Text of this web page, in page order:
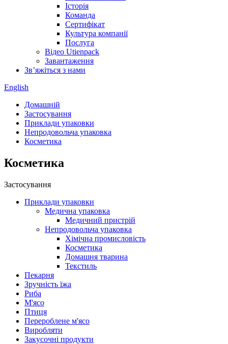
Історія
Команда
Сертифікат
Культура компанії
Послуга
Відео Utienpack
Завантаження
Зв’яжіться з нами
English
Домашній
Застосування
Приклади упаковки
Непродовольча упаковка
Косметика
Косметика
Застосування
Приклади упаковки
Медична упаковка
Медичний пристрій
Непродовольча упаковка
Хімічна промисловість
Косметика
Домашня тварина
Текстиль
Пекарня
Зручність їжа
Риба
М'ясо
Птиця
Перероблене м'ясо
Виробляти
Закусочні продукти